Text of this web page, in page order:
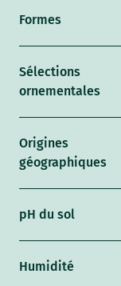
Formes
Sélections
ornementales
Origines
géographiques
pH du sol
Humidité